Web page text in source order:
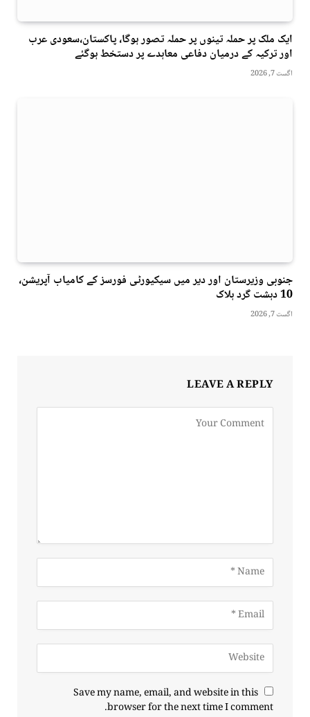
ایک ملک پر حملہ تینوں پر حملہ تصور ہوگا، پاکستان،سعودی عرب
اور ترکیہ کے درمیان دفاعی معاہدے پر دستخط ہوگئے
اگست 7, 2026
جنوبی وزیرستان اور دیر میں سیکیورٹی فورسز کے کامیاب آپریشن،
10 دہشت گرد ہلاک
اگست 7, 2026
LEAVE A REPLY
Save my name, email, and website in this
browser for the next time I comment.